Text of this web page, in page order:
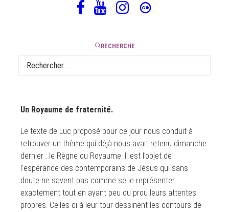
RECHERCHE
temps ordinaire.
Un Royaume de fraternité.
Le texte de Luc proposé pour ce jour nous conduit à
retrouver un thème qui déjà nous avait retenu dimanche
dernier : le Règne ou Royaume. Il est l’objet de
l’espérance des contemporains de Jésus qui sans
doute ne savent pas comme se le représenter
exactement tout en ayant peu ou prou leurs attentes
propres. Celles-ci à leur tour dessinent les contours de